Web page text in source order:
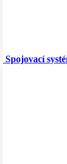
Spojovací